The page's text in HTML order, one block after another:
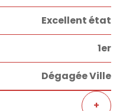
Excellent état
1er
Dégagée Ville
+